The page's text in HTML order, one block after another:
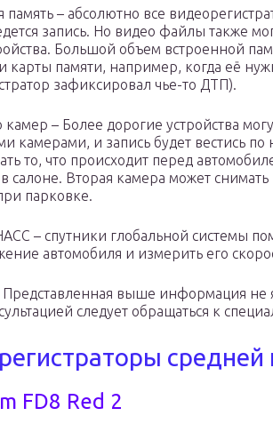
память – абсолютно все
запись. Но видео файлы также
Большой объем встроенной
карты памяти, например, когда её
зафиксировал чье-то ДТП).
камер – Более дорогие устройства
камерами, и запись будет вестись
то, что происходит перед
салоне. Вторая камера может
парковке.
– спутники глобальной системы
автомобиля и измерить его
выше информация не
следует обращаться к
средней
FD8 Red 2